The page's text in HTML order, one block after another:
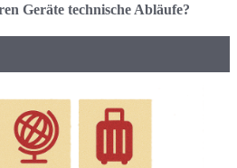
Geräte technische Abläufe?